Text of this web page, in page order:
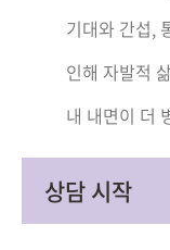
기대와 간섭,
인해 자발적
내 내면이 더
상담 시작